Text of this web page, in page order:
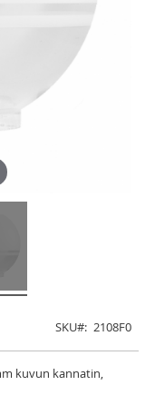
SKU 2108F0
kuvun kannatin,